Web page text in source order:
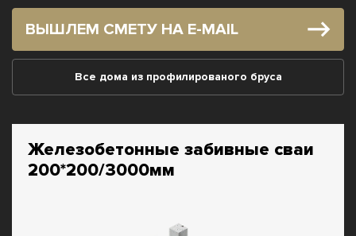
ВЫШЛЕМ СМЕТУ НА E-MAIL
Все дома из профилированого бруса
Железобетонные забивные сваи
200*200/3000мм